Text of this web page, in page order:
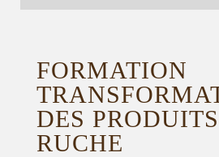
FORMATION
DES
RUCHE